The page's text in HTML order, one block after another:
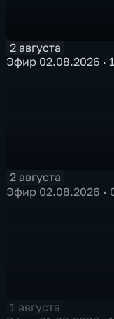
2 августа
Эфир 02.08.2026 ·
2 августа
Эфир 02.08.2026 •
1 августа